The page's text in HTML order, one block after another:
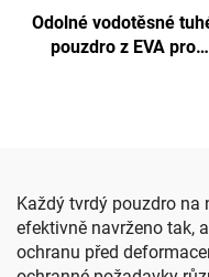
Odolné vodotěsné
pouzdro z EVA pro
Každý tvrdý pouzdro na
efektivně navrženo tak,
ochranu před